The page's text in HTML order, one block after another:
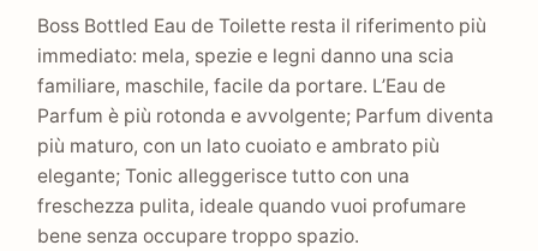
Boss Bottled Eau de Toilette resta il riferimento più
immediato: mela, spezie e legni danno una scia
familiare, maschile, facile da portare. L’Eau de
Parfum è più rotonda e avvolgente; Parfum diventa
più maturo, con un lato cuoiato e ambrato più
elegante; Tonic alleggerisce tutto con una
freschezza pulita, ideale quando vuoi profumare
bene senza occupare troppo spazio.